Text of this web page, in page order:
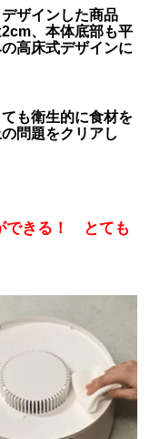
ザインした商品
、本体底部も平
高床式デザインに
も衛生的に食材を
問題をクリアし
できる！ とても